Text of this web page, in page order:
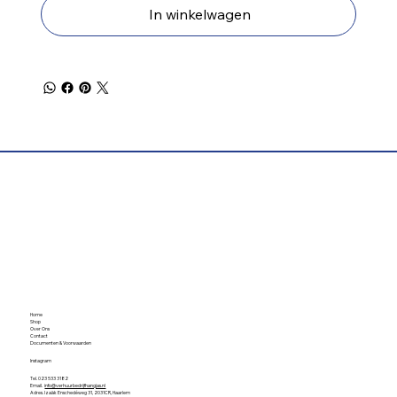
In winkelwagen
Home
Shop
Over Ons
Contact
Documenten & Voorwaarden
Instagram
Tel. 023 533 3182
Email.info@verhuurbedrijfhangjas.nl
Adres. Izaäk Enschedéweg 31, 2031CR, Haarlem